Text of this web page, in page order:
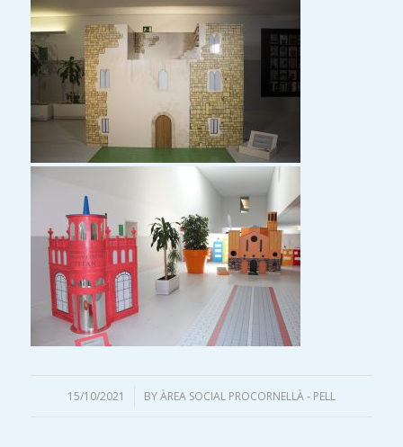
15/10/2021
/ BYÀREA SOCIAL PROCORNELLÀ - PELL